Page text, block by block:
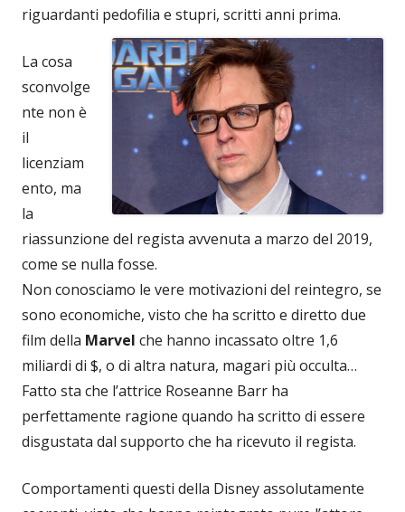
riguardanti pedofilia e stupri, scritti anni prima.
La cosa
sconvolge
nte non è
il
licenziam
ento, ma
la
riassunzione del regista avvenuta a marzo del 2019,
come se nulla fosse.
Non conosciamo le vere motivazioni del reintegro, se
sono economiche, visto che ha scritto e diretto due
film della Marvel che hanno incassato oltre 1,6
miliardi di $, o di altra natura, magari più occulta…
Fatto sta che l’attrice Roseanne Barr ha
perfettamente ragione quando ha scritto di essere
disgustata dal supporto che ha ricevuto il regista.
Comportamenti questi della Disney assolutamente